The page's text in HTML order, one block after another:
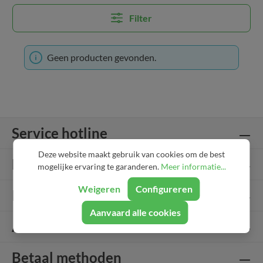
Filter
Geen producten gevonden.
Service hotline
Lifestyle
Info
About..
Betaal methoden
Deze website maakt gebruik van cookies om de best
mogelijke ervaring te garanderen. Meer informatie...
Weigeren Configureren
Aanvaard alle cookies